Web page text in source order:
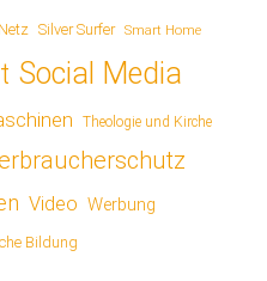
Silver Surfer Smart Home
Social Media
Theologie und Kirche
Video Werbung
Bildung